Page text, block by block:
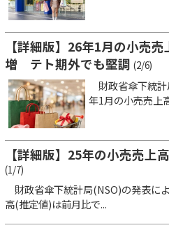
【詳細版】26年1月の小売
増 テト期外でも堅調 (2/6)
財政省傘下統
年1月の小売売上
【詳細版】25年の小売売上
(1/7)
財政省傘下統計局(NSO)の発表に
高(推定値)は前月比で...